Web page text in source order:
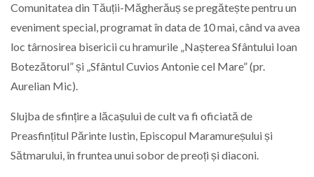
Comunitatea din Tăuții-Măgherăuș se pregătește pentru un
eveniment special, programat în data de 10 mai, când va avea
loc târnosirea bisericii cu hramurile „Nașterea Sfântului Ioan
Botezătorul” și „Sfântul Cuvios Antonie cel Mare” (pr.
Aurelian Mic).
Slujba de sfințire a lăcașului de cult va fi oficiată de
Preasfințitul Părinte Iustin, Episcopul Maramureșului și
Sătmarului, în fruntea unui sobor de preoți și diaconi.